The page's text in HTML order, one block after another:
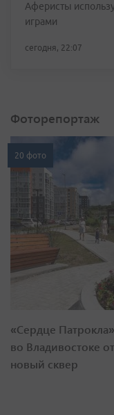
Аферисты
играми
сегодня, 22:07
Фоторепортаж
20 фото
«Сердце
во Владивостоке
новый сквер